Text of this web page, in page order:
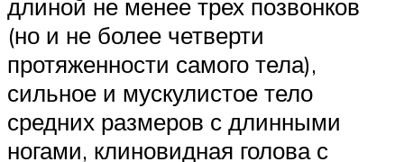
длиной не менее трех позвонков
(но и не более четверти
протяженности самого тела),
сильное и мускулистое тело
средних размеров с длинными
ногами, клиновидная голова с